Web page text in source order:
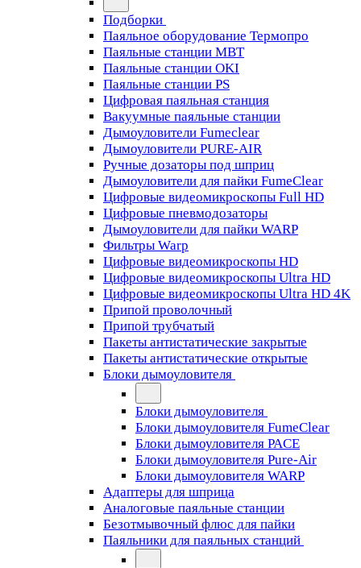
Подборки
Паяльное оборудование Термопро
Паяльные станции MBT
Паяльные станции OKI
Паяльные станции PS
Цифровая паяльная станция
Вакуумные паяльные станции
Дымоуловители Fumeclear
Дымоуловители PURE-AIR
Ручные дозаторы под шприц
Дымоуловители для пайки FumeClear
Цифровые видеомикроскопы Full HD
Цифровые пневмодозаторы
Дымоуловители для пайки WARP
Фильтры Warp
Цифровые видеомикроскопы HD
Цифровые видеомикроскопы Ultra HD
Цифровые видеомикроскопы Ultra HD 4K
Припой проволочный
Припой трубчатый
Пакеты антистатические закрытые
Пакеты антистатические открытые
Блоки дымоуловителя
Блоки дымоуловителя
Блоки дымоуловителя FumeClear
Блоки дымоуловителя PACE
Блоки дымоуловителя Pure-Air
Блоки дымоуловителя WARP
Адаптеры для шприца
Аналоговые паяльные станции
Безотмывочный флюс для пайки
Паяльники для паяльных станций